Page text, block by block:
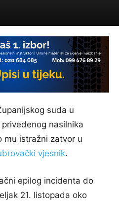
suda u
nasilnika
mu istražni zatvor u
vjesnik.
epilog incidenta do
21. listopada oko